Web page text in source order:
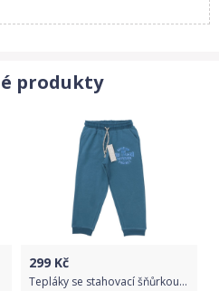
produkty
299 Kč
Tepláky se stahovací šňůrkou - 6-7let/116-122/Indigo modrá